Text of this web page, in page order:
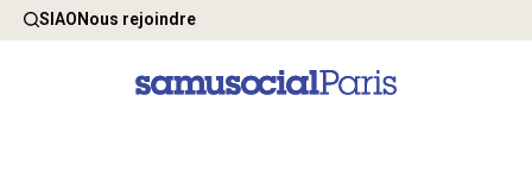
SIAONous rejoindre